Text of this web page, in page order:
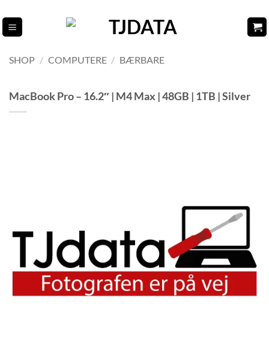
til
indhold
SHOP / COMPUTERE / BÆRBARE
MacBook Pro – 16.2″ | M4 Max | 48GB | 1TB | Silver